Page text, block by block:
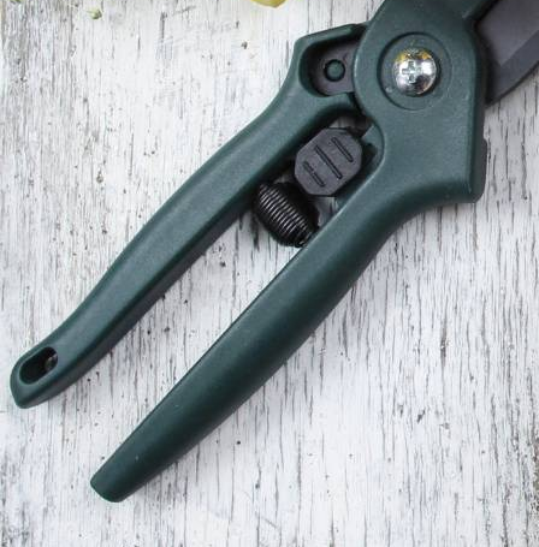
1000 Küsse